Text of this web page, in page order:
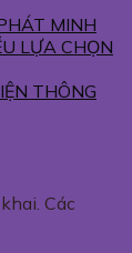
MINH
LỰA CHỌN
THÔNG
Các